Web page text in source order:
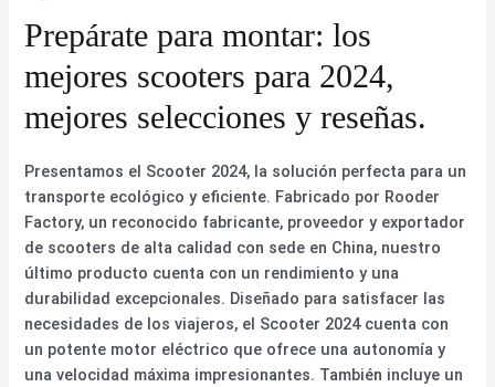
Prepárate para montar: los
mejores scooters para 2024,
mejores selecciones y reseñas.
Presentamos el Scooter 2024, la solución perfecta para un
transporte ecológico y eficiente. Fabricado por Rooder
Factory, un reconocido fabricante, proveedor y exportador
de scooters de alta calidad con sede en China, nuestro
último producto cuenta con un rendimiento y una
durabilidad excepcionales. Diseñado para satisfacer las
necesidades de los viajeros, el Scooter 2024 cuenta con
un potente motor eléctrico que ofrece una autonomía y
una velocidad máxima impresionantes. También incluye un